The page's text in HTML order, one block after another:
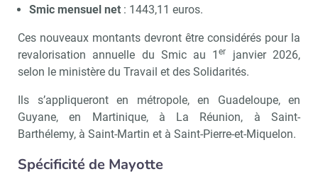
Smic mensuel net: 1443,11 euros.
Ces nouveaux montants devront être considérés pour la
revalorisation annuelle du Smic au 1er
janvier 2026,
selon le ministère du Travail et des Solidarités.
Ils s’appliqueront en métropole, en Guadeloupe, en
Guyane, en Martinique, à La Réunion, à Saint-
Barthélemy, à Saint-Martin et à Saint-Pierre-et-Miquelon.
Spécificité de Mayotte